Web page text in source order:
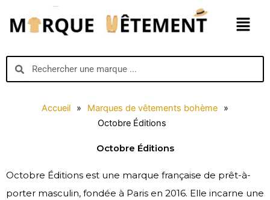
contenu
Menu
SearchSearch
Accueil » Marques de vêtements bohème
»
Octobre Éditions
Octobre Éditions
Octobre Éditions est une marque française de prêt-à-
porter masculin, fondée à Paris en 2016. Elle incarne une